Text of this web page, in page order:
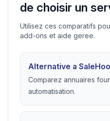
de choisir un
Utilisez ces comparatifs
add-ons et aide geree.
Alternative a SaleHoo
Comparez annuaires
automatisation.